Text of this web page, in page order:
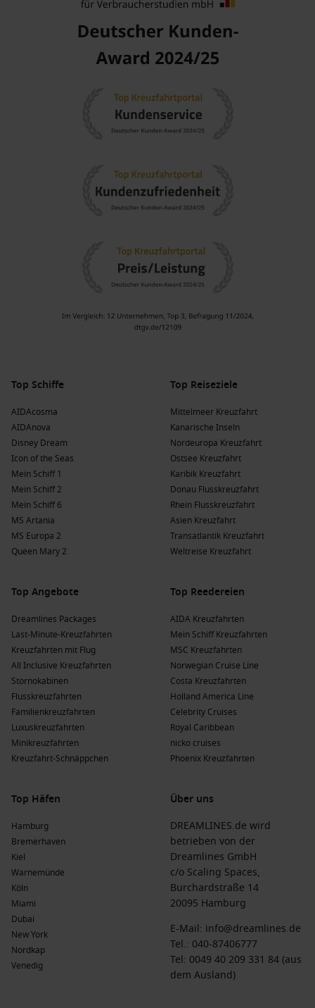
Top Schiffe
AIDAcosma
AIDAnova
Disney Dream
Icon of the Seas
Mein Schiff 1
Mein Schiff 2
Mein Schiff 6
MS Artania
MS Europa 2
Queen Mary 2
Top Reiseziele
Mittelmeer Kreuzfahrt
Kanarische Inseln
Nordeuropa Kreuzfahrt
Ostsee Kreuzfahrt
Karibik Kreuzfahrt
Donau Flusskreuzfahrt
Rhein Flusskreuzfahrt
Asien Kreuzfahrt
Transatlantik Kreuzfahrt
Weltreise Kreuzfahrt
Top Angebote
Dreamlines Packages
Last-Minute-Kreuzfahrten
Kreuzfahrten mit Flug
All Inclusive Kreuzfahrten
Stornokabinen
Flusskreuzfahrten
Familienkreuzfahrten
Luxuskreuzfahrten
Minikreuzfahrten
Kreuzfahrt-Schnäppchen
Top Reedereien
AIDA Kreuzfahrten
Mein Schiff Kreuzfahrten
MSC Kreuzfahrten
Norwegian Cruise Line
Costa Kreuzfahrten
Holland America Line
Celebrity Cruises
Royal Caribbean
nicko cruises
Phoenix Kreuzfahrten
Top Häfen
Hamburg
Bremerhaven
Kiel
Warnemünde
Köln
Miami
Dubai
New York
Nordkap
Venedig
Über uns
DREAMLINES.de wird
betrieben von der
Dreamlines GmbH
c/o Scaling Spaces,
Burchardstraße 14
20095 Hamburg
E-Mail: info@dreamlines.de
Tel.: 040-87406777
Tel: 0049 40 209 331 84 (aus
dem Ausland)